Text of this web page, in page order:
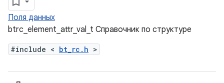
Поля данных
btrc_element_attr_val_t Справочник по структуре
#include < bt_rc.h >